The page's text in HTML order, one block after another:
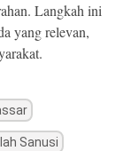
Langkah ini
yang relevan,
Sanusi